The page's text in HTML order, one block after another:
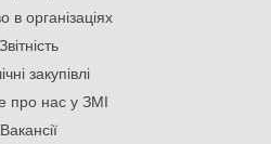
в організаціях
Звітність
закупівлі
про нас у ЗМІ
Вакансії